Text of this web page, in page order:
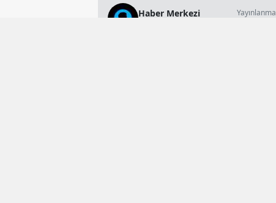
Haber Merkezi Yayınlanma